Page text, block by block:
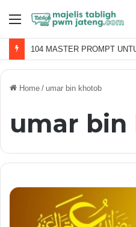
Menu
104 MASTER PROMPT
Home / umar bin khotob
umar bin